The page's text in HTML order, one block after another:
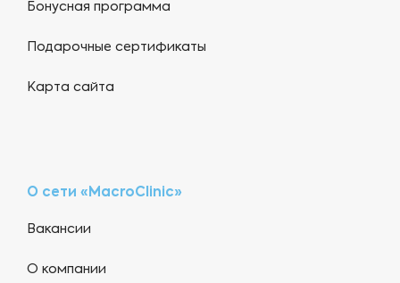
Бонусная программа
Подарочные сертификаты
Карта сайта
О сети «MacroClinic»
Вакансии
О компании